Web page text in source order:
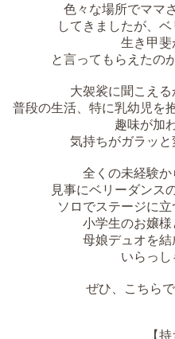
色々な場所でママ
してきましたが、
生き甲斐
と言ってもらえたの
大袈裟に聞こえる
普段の生活、特に乳幼児を
趣味が加
気持ちがガラッと
全くの未経験か
見事にベリーダンス
ソロでステージに立
小学生のお嬢様
母娘デュオを
いらっし
ぜひ、こちら
【